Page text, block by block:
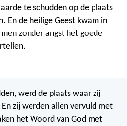
te schudden op de plaats
En de heilige Geest kwam in
zonder angst het goede
werd de plaats waar zij
zij werden allen vervuld met
het Woord van God met